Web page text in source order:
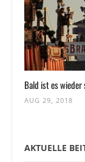
Bald ist es
AUG 29, 2018
AKTUELLE